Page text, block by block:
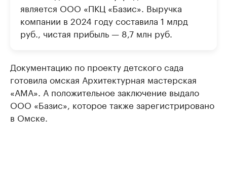
является ООО «ПКЦ «Базис». Выручка
компании в 2024 году составила 1 млрд
руб., чистая прибыль — 8,7 млн руб.
Документацию по проекту детского сада
готовила омская Архитектурная мастерская
«АМА». А положительное заключение выдало
ООО «Базис», которое также зарегистрировано
в Омске.